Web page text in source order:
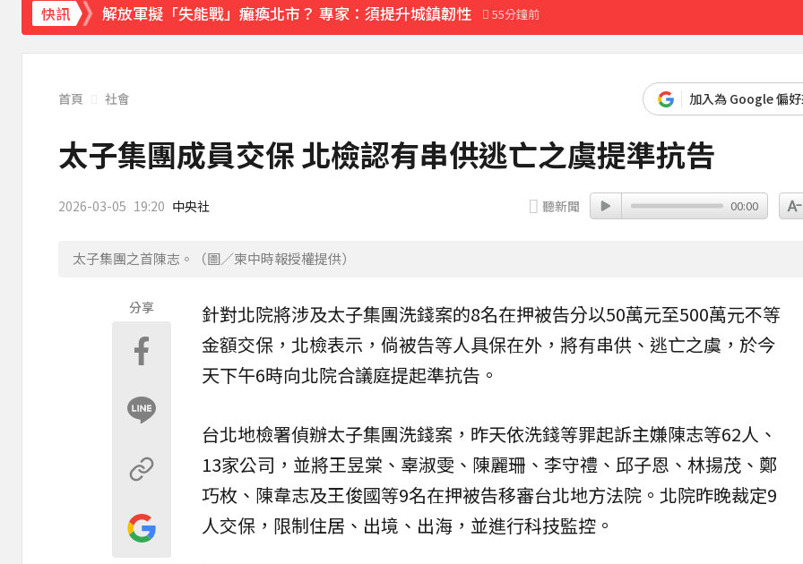
快訊 解放軍擬「失能戰」癱瘓北市？ 專家：須提升城鎮韌性 55分鐘前
《理財達人秀》X 安聯投信免費講座報名中！搶先卡位 2027
下載東森App，隨時掌握天下大小事！
採購疫苗遭詐騙 慈濟委任律師發聲明：不排除民事求償
21分鐘前
首頁 社會 加入為 Google 偏
太子集團成員交保 北檢認有串供逃亡之虞提準抗告
2026-03-05 19:20 中央社 聽新聞 00:00
太子集團之首陳志。（圖／柬中時報授權提供）
分享 針對北院將涉及太子集團洗錢案的8名在押被告分以50萬元至500萬元不等
金額交保， 北檢表示，倘被告等人具保在外，將有串供、逃亡之虞，於今
天下午6時向北院合議庭提起準抗告 。
台北地檢署偵辦太子集團洗錢案，昨天依洗錢等罪起訴主嫌陳志等62人、
13家公司，並將王昱棠、辜淑雯、陳麗珊、李守禮、邱子恩、林揚茂、鄭
巧枚、陳韋志及王俊國等9名在押被告移審台北地方法院。北院昨晚裁定9
人交保，限制住居、出境、出海，並進行科技監控。